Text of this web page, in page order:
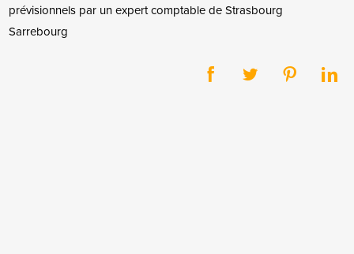
prévisionnels par un expert comptable de Strasbourg
Sarrebourg